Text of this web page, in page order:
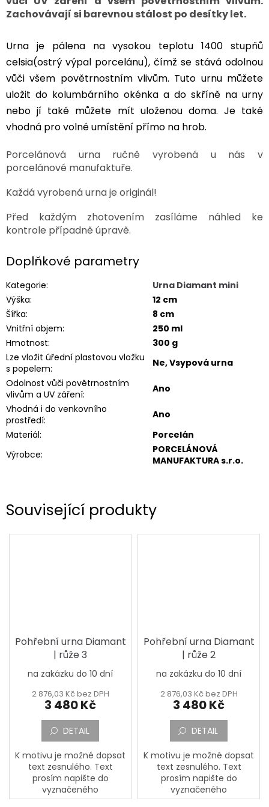
Související produkty
Pohřební urna Diamant
| růže 3
na zakázku do 10 dní
2 876,03 Kč bez DPH
3 480 Kč
DETAIL
K motivu je možné dopsat
text zesnulého. Text
prosím napište do
vyznačeného
okénka,,Jméno, Příjmení,
Pohřební urna Diamant
| růže 2
na zakázku do 10 dní
2 876,03 Kč bez DPH
3 480 Kč
DETAIL
K motivu je možné dopsat
text zesnulého. Text
prosím napište do
vyznačeného
okénka,,Jméno, Příjmení,
Zachovávají si barevnou stálost po desítky let.
Urna je pálena na vysokou teplotu 1400 stupňů
celsia(ostrý výpal porcelánu), čímž se stává odolnou
vůči všem povětrnostním vlivům. Tuto urnu můžete
uložit do kolumbárního okénka a do skříně na urny
nebo jí také můžete mít uloženou doma. Je také
vhodná pro volné umístění přímo na hrob.
Porcelánová urna ručně vyrobená u nás v
porcelánové manufaktuře.
Každá vyrobená urna je originál!
Před každým zhotovením zasíláme náhled ke
kontrole případně úpravě.
Doplňkové parametry
Kategorie:
Urna Diamant mini
Výška:
12 cm
Šířka:
8 cm
Vnitřní objem:
250 ml
Hmotnost:
300 g
Lze vložit úřední plastovou vložku
s popelem:
Ne, Vsypová urna
Odolnost vůči povětrnostním
vlivům a UV záření:
Ano
Vhodná i do venkovního
prostředí:
Ano
Materiál:
Porcelán
Výrobce:
PORCELÁNOVÁ
MANUFAKTURA s.r.o.